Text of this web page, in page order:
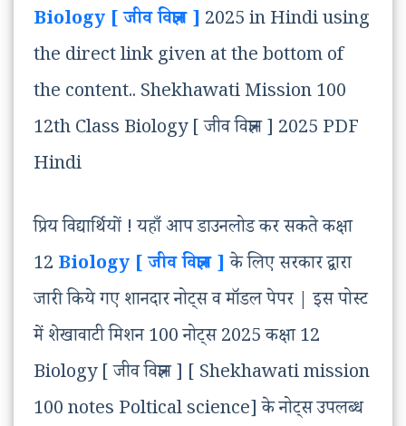
Biology [ जीव विज्ञान ] 2025 in Hindi using
the direct link given at the bottom of
the content.. Shekhawati Mission 100
12th Class Biology [ जीव विज्ञान ] 2025 PDF
Hindi
प्रिय विद्यार्थियों ! यहाँ आप डाउनलोड कर सकते कक्षा
12 Biology [ जीव विज्ञान ]के लिए सरकार द्वारा
जारी किये गए शानदार नोट्स व मॉडल पेपर | इस पोस्ट
में शेखावाटी मिशन 100 नोट्स 2025 कक्षा 12
Biology [ जीव विज्ञान ] [ Shekhawati mission
100 notes Poltical science] के नोट्स उपलब्ध